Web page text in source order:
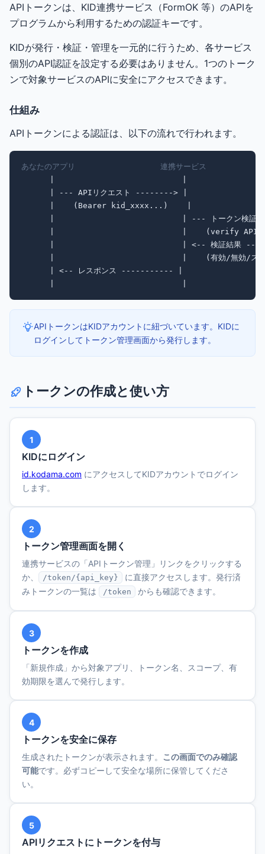
APIトークンは、KID連携サービス（FormOK 等）のAPIを
プログラムから利用するための認証キーです。
KIDが発行・検証・管理を一元的に行うため、各サービス
個別のAPI認証を設定する必要はありません。1つのトーク
ンで対象サービスのAPIに安全にアクセスできます。
仕組み
APIトークンによる認証は、以下の流れで行われます。
あなたのアプリ                  連携サービス
| --- APIリクエスト --------> |
|    (Bearer kid_xxxx...)    |
|                           | --- トークン検証
|                           |    (verify API)
|                           | <-- 検証結果
|                           |    (有効/無効/ス
| <-- レスポンス ----------- |
APIトークンはKIDアカウントに紐づいています。KIDに
ログインしてトークン管理画面から発行します。
トークンの作成と使い方
1
KIDにログイン
id.kodama.com にアクセスしてKIDアカウントでログイン
します。
2
トークン管理画面を開く
連携サービスの「APIトークン管理」リンクをクリックする
か、
/token/{api_key}
に直接アクセスします。発行済
みトークンの一覧は
/token からも確認できます。
3
トークンを作成
「新規作成」から対象アプリ、トークン名、スコープ、有
効期限を選んで発行します。
4
トークンを安全に保存
生成されたトークンが表示されます。 この画面でのみ確認
可能です。必ずコピーして安全な場所に保管してくださ
い。
5
APIリクエストにトークンを付与